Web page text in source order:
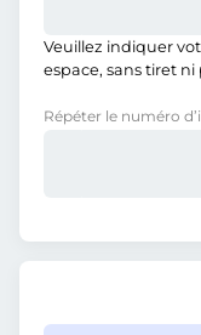
Veuillez indiquer
espace, sans tiret ni
Répéter le numéro